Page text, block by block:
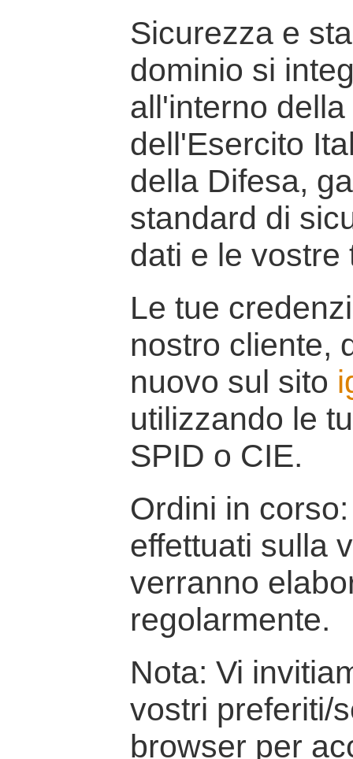
Sicurezza e
dominio si
all'interno
dell'Esercito
della Difesa,
standard di
dati e le vostre
Le tue
nostro cliente,
nuovo sul sito
utilizzando le
SPID o CIE.
Ordini in
effettuati sulla
verranno
regolarmente.
Nota: Vi
vostri preferiti/
browser per